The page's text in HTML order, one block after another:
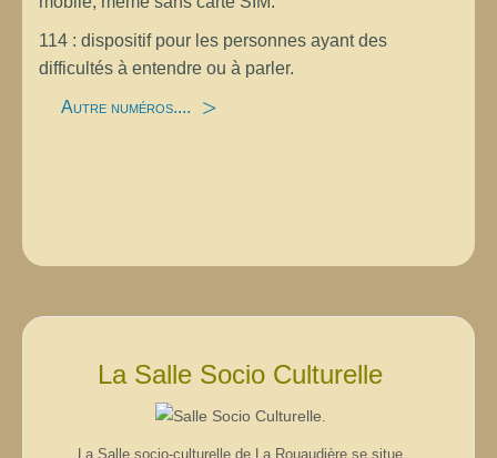
114 : dispositif pour les personnes ayant des
difficultés à entendre ou à parler.
Autre numéros....
La Salle Socio Culturelle
La Salle socio-culturelle de La Rouaudière se situe